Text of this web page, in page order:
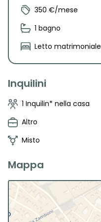
350 €/mese
1 bagno
Letto matrimoniale
Inquilini
1 Inquilin* nella casa
Altro
Misto
Mappa